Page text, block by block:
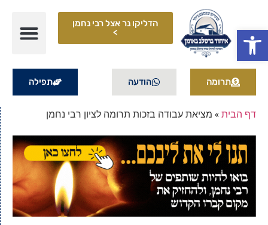
פתח סרגל נגישות
הדליקו נר אצל רבי נחמן
>
תרומה הודעה תפילה
דף הבית» מציאת עבודה בזכות תרומה לציון רבי נחמן